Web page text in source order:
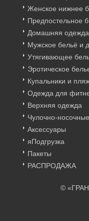
Женское нижнее
Предпостельное
Домашняя одежда
Мужское бельё и
Утягивающее
Эротическое
Купальники и
Одежда для
Верхняя одежда
Чулочно-
Аксессуары
яПодгрузка
Пакеты
РАСПРОДАЖА
©